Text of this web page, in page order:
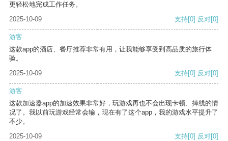
更轻松地完成工作任务。
2025-10-09
支持[0] 反对[0]
游客
这款app的酒店、餐厅推荐非常有用，让我能够享受到高品质的旅行体
验。
2025-10-09
支持[0] 反对[0]
游客
这款加速器app的加速效果非常好，玩游戏再也不会出现卡顿、掉线的情
况了。我以前玩游戏经常会输，现在有了这个app，我的游戏水平提升了
不少。
2025-10-09
支持[0] 反对[0]